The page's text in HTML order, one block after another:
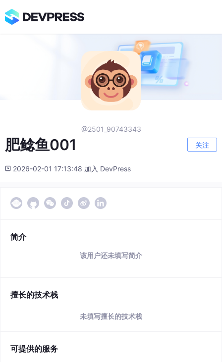
@2501_90743343
肥鲶鱼001 关注
2026-02-01 17:13:48 加入 DevPress
简介
该用户还未填写简介
擅长的技术栈
未填写擅长的技术栈
可提供的服务